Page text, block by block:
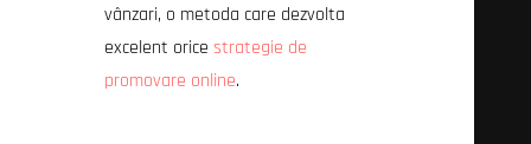
vânzari, o metoda care dezvolta
excelent orice strategie de
promovare online.